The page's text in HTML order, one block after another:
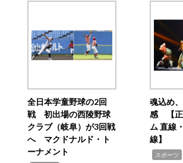
全日本学童野球の2回
戦 初出場の西陵野球
クラブ（岐阜）が3回戦
へ マクドナルド・ト
ーナメント
魂込め
感 【
ム 直線
線】
スポーツ